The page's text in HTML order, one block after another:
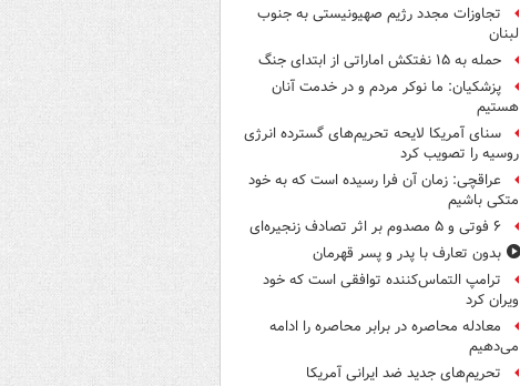
تجاوزات مجدد رژیم صهیونیستی به جنوب
لبنان
حمله به ۱۵ نفتکش‌ اماراتی از ابتدای جنگ
پزشکیان: ما نوکر مردم و در خدمت آنان
هستیم
سنای آمریکا لایحه تحریم‌های گسترده انرژی
روسیه را تصویب کرد
عراقچی: زمان آن فرا رسیده است که به خود
متکی باشیم
۶ فوتی و ۵ مصدوم بر اثر تصادف زنجیره‌ای
بدون تعارف با پدر و پسر قهرمان
ترامپ التماس‌کننده توافقی است که خود
ویران کرد
معادله محاصره در برابر محاصره را ادامه
می‌دهیم
تحریم‌های جدید ضد ایرانی آمریکا